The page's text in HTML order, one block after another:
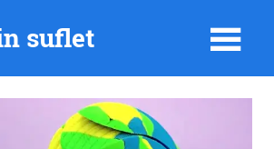
suflet